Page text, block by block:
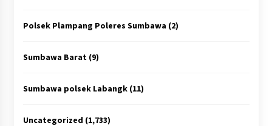
Polsek Plampang Poleres Sumbawa (2)
Sumbawa Barat(9)
Sumbawa polsek Labangk(11)
Uncategorized (1,733)